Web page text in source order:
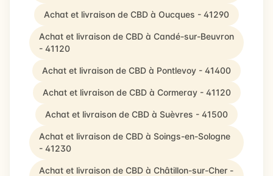
Achat et livraison de CBD à Oucques - 41290
Achat et livraison de CBD à Candé-sur-Beuvron
- 41120
Achat et livraison de CBD à Pontlevoy - 41400
Achat et livraison de CBD à Cormeray - 41120
Achat et livraison de CBD à Suèvres - 41500
Achat et livraison de CBD à Soings-en-Sologne
- 41230
Achat et livraison de CBD à Châtillon-sur-Cher -